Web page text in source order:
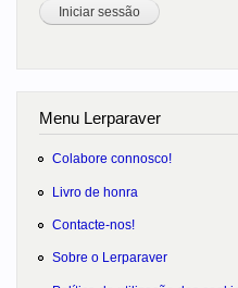
Menu Lerparaver
Colabore connosco!
Livro de honra
Contacte-nos!
Sobre o Lerparaver